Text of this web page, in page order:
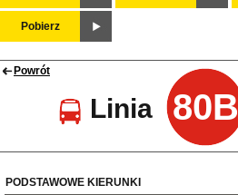
Pobierz
Powrót
Linia 80B
PODSTAWOWE KIERUNKI